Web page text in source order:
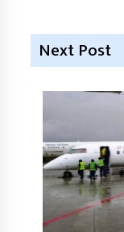
Next Post